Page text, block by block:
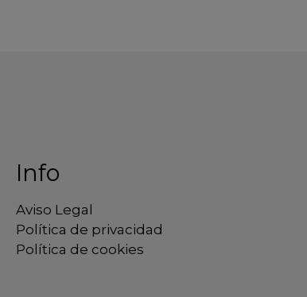
Info
Aviso Legal
Política de privacidad
Política de cookies